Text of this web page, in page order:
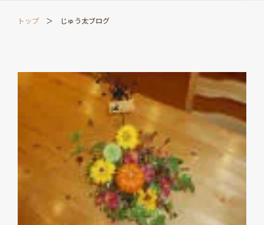
トップ じゅう太ブログ